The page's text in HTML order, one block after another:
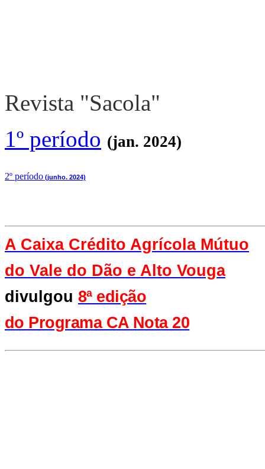
Revista "Sacola"
1º período (jan. 2024)
2º período (junho. 2024)
A Caixa Crédito Agrícola Mútuo
do Vale do Dão e Alto Vouga
divulgou 8ª edição
do Programa CA Nota 20